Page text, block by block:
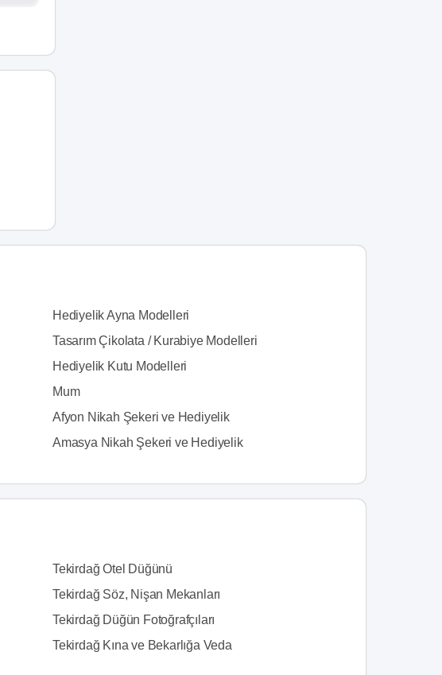
Hediyelik Ayna Modelleri
Tasarım Çikolata / Kurabiye Modelleri
Hediyelik Kutu Modelleri
Mum
Afyon Nikah Şekeri ve Hediyelik
Amasya Nikah Şekeri ve Hediyelik
Tekirdağ Otel Düğünü
Tekirdağ Söz, Nişan Mekanları
Tekirdağ Düğün Fotoğrafçıları
Tekirdağ Kına ve Bekarlığa Veda